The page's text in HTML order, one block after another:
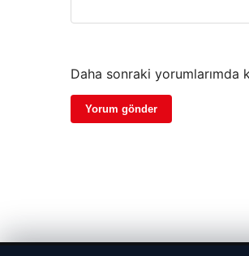
Daha sonraki yorumlarımda